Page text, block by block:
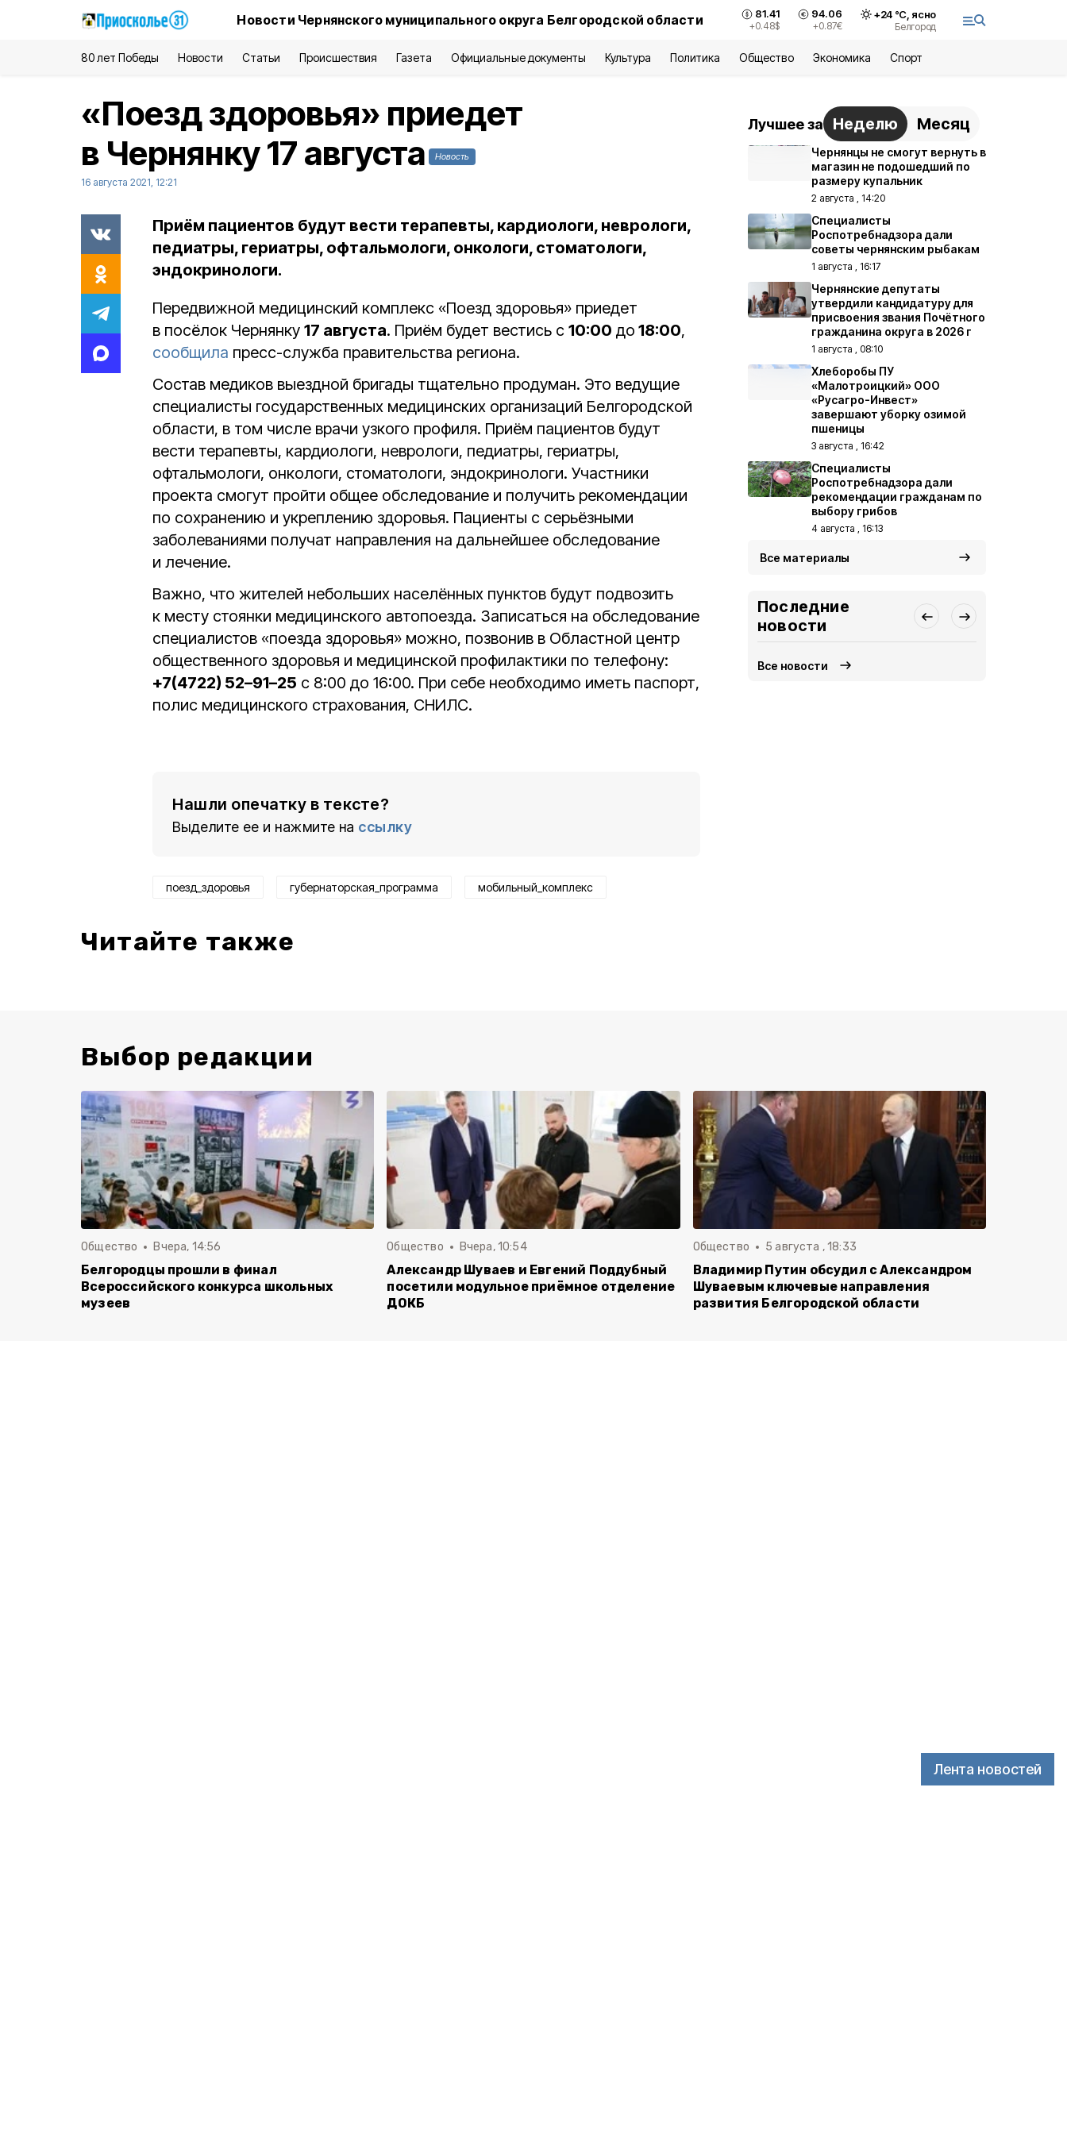
Новости Чернянского муниципального округа Белгородской области 81.41
+0.48$
94.06
+0.87€
+24°С, ясно
Белгород
80 лет Победы Новости Статьи Происшествия Газета Официальные документы Культура Политика Общество Экономика Спорт
Лента новостей
«Поезд здоровья» приедет
в Чернянку 17 августа
Новость
16 августа 2021, 12:21
Приём пациентов будут вести терапевты, кардиологи, неврологи,
педиатры, гериатры, офтальмологи, онкологи, стоматологи,
эндокринологи.
Передвижной медицинский комплекс «Поезд здоровья» приедет
в посёлок Чернянку 17 августа. Приём будет вестись с 10:00 до 18:00,
сообщила пресс-служба правительства региона.
Состав медиков выездной бригады тщательно продуман. Это ведущие
специалисты государственных медицинских организаций Белгородской
области, в том числе врачи узкого профиля. Приём пациентов будут
вести терапевты, кардиологи, неврологи, педиатры, гериатры,
офтальмологи, онкологи, стоматологи, эндокринологи. Участники
проекта смогут пройти общее обследование и получить рекомендации
по сохранению и укреплению здоровья. Пациенты с серьёзными
заболеваниями получат направления на дальнейшее обследование
и лечение.
Важно, что жителей небольших населённых пунктов будут подвозить
к месту стоянки медицинского автопоезда. Записаться на обследование
специалистов «поезда здоровья» можно, позвонив в Областной центр
общественного здоровья и медицинской профилактики по телефону:
+7(4722) 52–91–25 с 8:00 до 16:00. При себе необходимо иметь паспорт,
полис медицинского страхования, СНИЛС.
Нашли опечатку в тексте?
Выделите ее и нажмите на ссылку
поезд_здоровья губернаторская_программа мобильный_комплекс
Читайте также
Лучшее за Неделю Месяц
Чернянцы не смогут вернуть в
магазин не подошедший по
размеру купальник
2 августа , 14:20
Специалисты
Роспотребнадзора дали
советы чернянским рыбакам
1 августа , 16:17
Чернянские депутаты
утвердили кандидатуру для
присвоения звания Почётного
гражданина округа в 2026 г
1 августа , 08:10
Хлеборобы ПУ
«Малотроицкий» ООО
«Русагро-Инвест»
завершают уборку озимой
пшеницы
3 августа , 16:42
Специалисты
Роспотребнадзора дали
рекомендации гражданам по
выбору грибов
4 августа , 16:13
Все материалы
Последние
новости
Все новости
Выбор редакции
Общество Вчера, 14:56
Белгородцы прошли в финал
Всероссийского конкурса школьных
музеев
Общество Вчера, 10:54
Александр Шуваев и Евгений Поддубный
посетили модульное приёмное отделение
ДОКБ
Общество 5 августа , 18:33
Владимир Путин обсудил с Александром
Шуваевым ключевые направления
развития Белгородской области